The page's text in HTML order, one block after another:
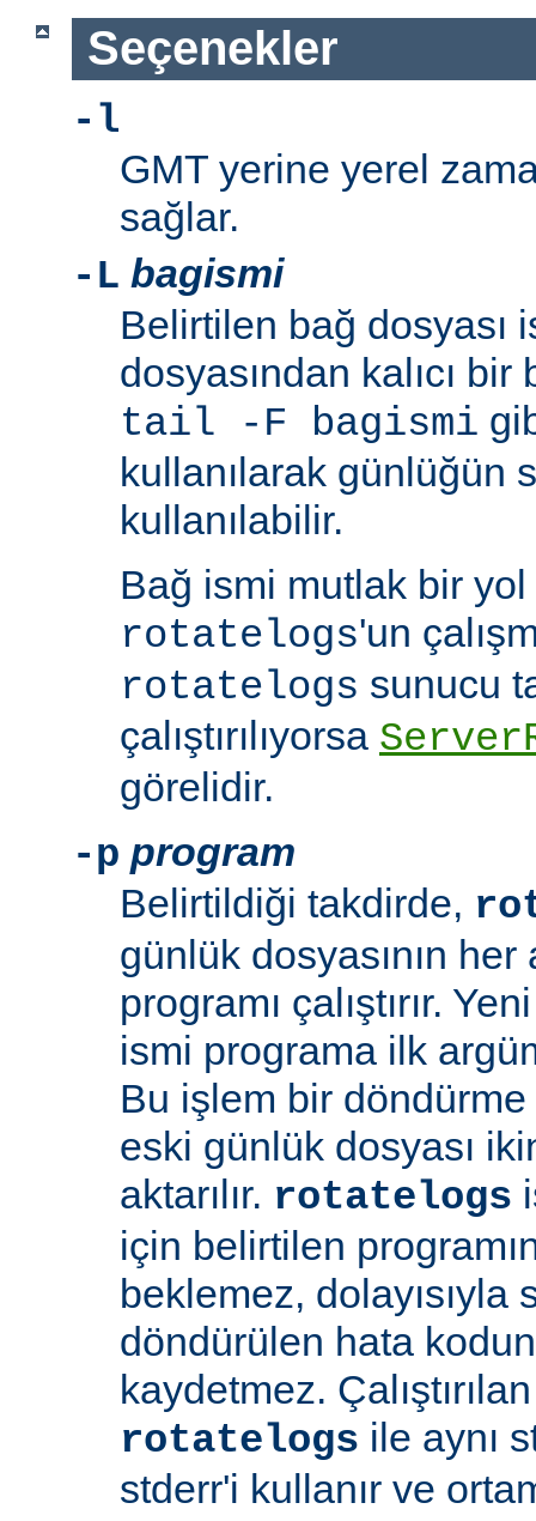
Seçenekler
-l
GMT yerine yerel
sağlar.
-L bagismi
Belirtilen bağ dosyası
dosyasından kalıcı
tail -F bagismi
kullanılarak günlüğün
kullanılabilir.
Bağ ismi mutlak bir
rotatelogs'un
rotatelogs sunucu
çalıştırılıyorsa
görelidir.
-p program
Belirtildiği takdirde,
günlük dosyasının her
programı çalıştırır.
ismi programa ilk
Bu işlem bir döndürme
eski günlük dosyası
aktarılır. rotatelogs
için belirtilen
beklemez,
döndürülen hata
kaydetmez.
rotatelogs ile aynı
stderr'i kullanır ve